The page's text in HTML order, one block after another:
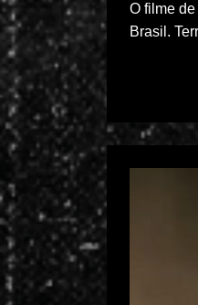
O filme
Brasil.